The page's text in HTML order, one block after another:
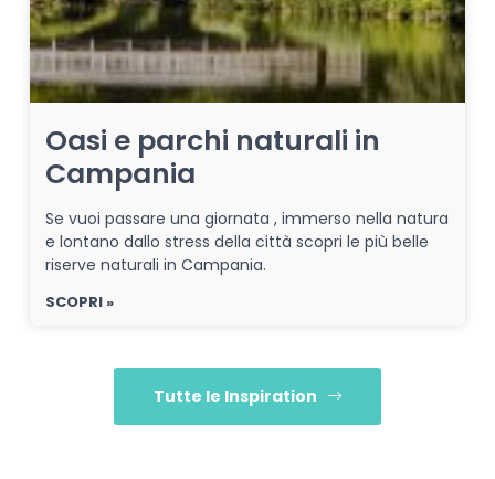
Oasi e parchi naturali in
Campania
Se vuoi passare una giornata , immerso nella natura
e lontano dallo stress della città scopri le più belle
riserve naturali in Campania.
SCOPRI »
Tutte le Inspiration